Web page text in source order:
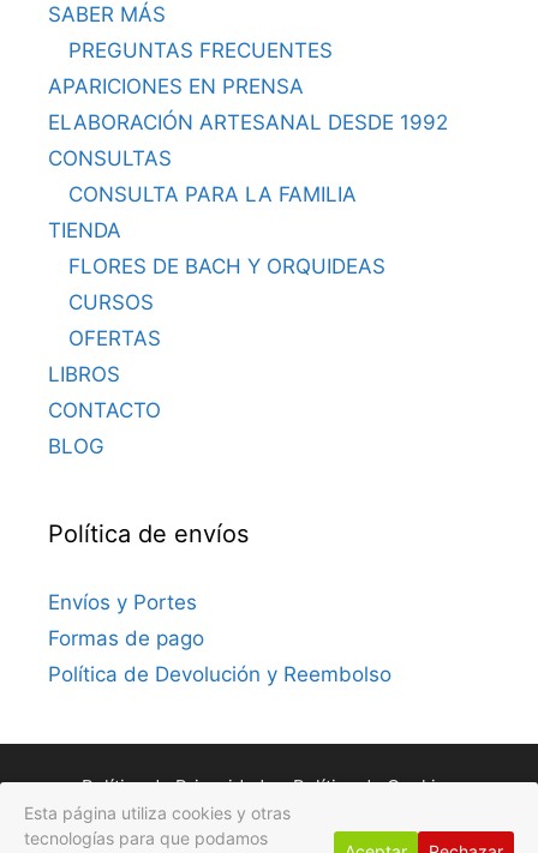
SABER MÁS
PREGUNTAS FRECUENTES
APARICIONES EN PRENSA
ELABORACIÓN ARTESANAL DESDE 1992
CONSULTAS
CONSULTA PARA LA FAMILIA
TIENDA
FLORES DE BACH Y ORQUIDEAS
CURSOS
OFERTAS
LIBROS
CONTACTO
BLOG
Política de envíos
Envíos y Portes
Formas de pago
Política de Devolución y Reembolso
Política de Privacidad
Política de Cookies
Avisos Legales
Esta página utiliza cookies y otras
tecnologías para que podamos